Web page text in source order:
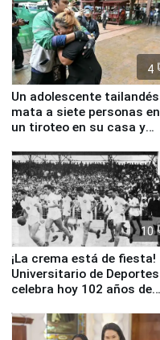
4
Un adolescente tailandés
mata a siete personas en
un tiroteo en su casa y
10
¡La crema está de fiesta!
Universitario de Deportes
celebra hoy 102 años de